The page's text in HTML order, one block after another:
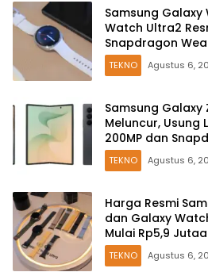
Samsung
Watch Ultra2
Snapdragon
Kesehatan Baru
TEKNO Agustus 6,
Samsung Galaxy
Meluncur, Usung
200MP dan
TEKNO Agustus 6,
Harga Resmi
dan Galaxy
Mulai Rp5,9
TEKNO Agustus 6,